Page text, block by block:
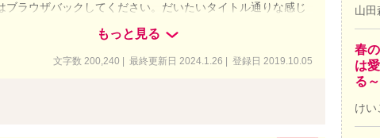
ブラウザバックしてください。だいたいタイトル通りな感じ
少しでも思ってたのと違う、地雷と思ったら即回れ右でお願
。 誤字脱字、文章わかりにくい等の指摘は有り難く受け取り
すが、思った通りじゃない生理的に無理といった内容につい
もっと見る
文字数 200,240 | 最終更新日 2024.1.26 | 登録日 2019.10.05
山田
春
は
る～
けい